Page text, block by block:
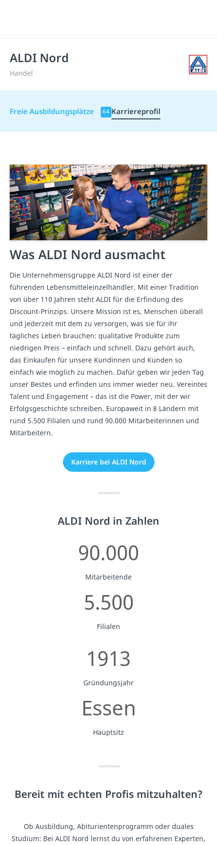
ALDI Nord
Handel
Freie Ausbildungsplätze 64 Karriereprofil
Was ALDI Nord ausmacht
Die Unternehmensgruppe ALDI Nord ist einer der
führenden Lebensmitteleinzelhändler. Mit einer Tradition
von über 110 Jahren steht ALDI für die Erfindung des
Discount-Prinzips. Unsere Mission ist es, Menschen überall
und jederzeit mit dem zu versorgen, was sie für ihr
tägliches Leben brauchen: qualitative Produkte zum
niedrigen Preis – einfach und schnell. Dazu gehört auch,
das Einkaufen für unsere Kundinnen und Kunden so
einfach wie möglich zu machen. Dafür geben wir jeden Tag
unser Bestes und erfinden uns immer wieder neu. Vereintes
Talent und Engagement – das ist die Power, mit der wir
Erfolgsgeschichte schreiben. Europaweit in 8 Ländern mit
rund 5.500 Filialen und rund 90.000 Mitarbeiterinnen und
Mitarbeitern.
Karriere bei ALDI Nord
ALDI Nord in Zahlen
90.000
Mitarbeitende
5.500
Filialen
1913
Gründungsjahr
Essen
Hauptsitz
Bereit mit echten Profis mitzuhalten?
Ob Ausbildung, Abiturientenprogramm oder duales
Studium: Bei ALDI Nord lernst du von erfahrenen Experten,